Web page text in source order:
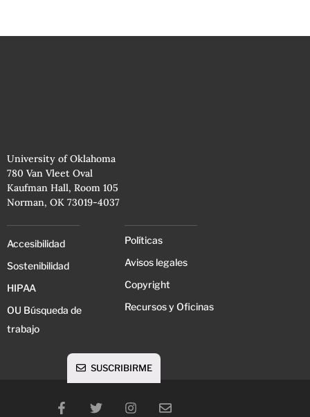
University of Oklahoma
780 Van Vleet Oval
Kaufman Hall, Room 105
Norman, OK 73019-4037
Accesibilidad
Sostenibilidad
HIPAA
OU Búsqueda de
trabajo
Políticas
Avisos legales
Copyright
Recursos y Oficinas
SUSCRIBIRME